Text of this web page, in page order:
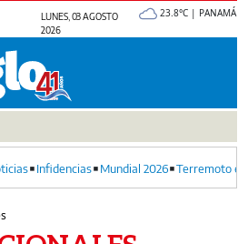
LUNES, 03 AGOSTO
2026
23.8°C | PANAMÁ
Infidencias Mundial 2026 Terremoto